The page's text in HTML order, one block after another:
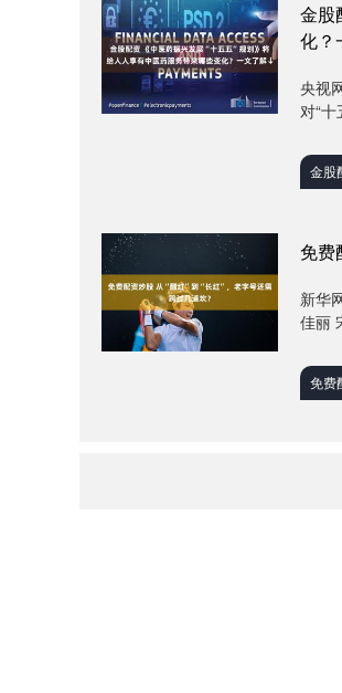
金股
化？
央视
对“
金股
免费
新华
佳丽
免费